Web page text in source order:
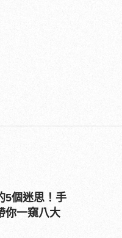
5個迷思！手
你一窺八大